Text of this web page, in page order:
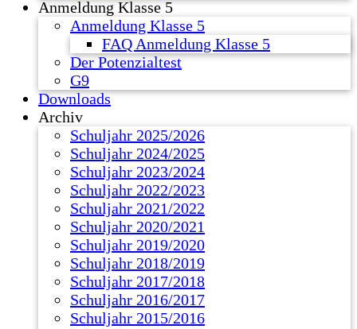
Anmeldung Klasse 5
Anmeldung Klasse 5
FAQ Anmeldung Klasse 5
Der Potenzialtest
G9
Downloads
Archiv
Schuljahr 2025/2026
Schuljahr 2024/2025
Schuljahr 2023/2024
Schuljahr 2022/2023
Schuljahr 2021/2022
Schuljahr 2020/2021
Schuljahr 2019/2020
Schuljahr 2018/2019
Schuljahr 2017/2018
Schuljahr 2016/2017
Schuljahr 2015/2016